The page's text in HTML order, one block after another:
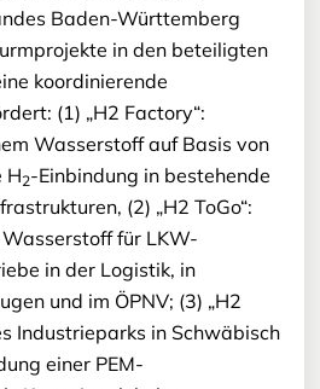
Baden-Württemberg
in den beteiligten
koordinierende
(1) „H2 Factory“:
Wasserstoff auf Basis von
H2-Einbindung in bestehende
(2) „H2 ToGo“:
für LKW-
in der Logistik, in
und im ÖPNV; (3) „H2
Industrieparks in Schwäbisch
einer PEM-